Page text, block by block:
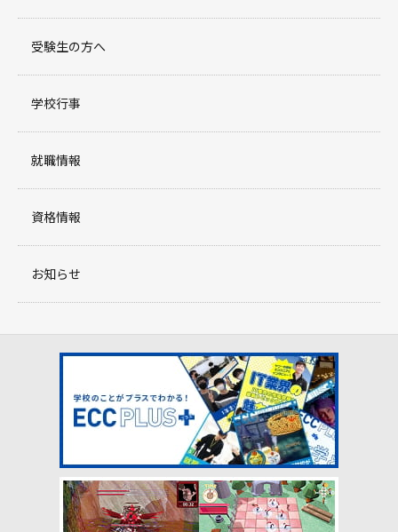
受験生の方へ
学校行事
就職情報
資格情報
お知らせ